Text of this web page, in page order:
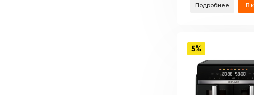
Подробнее В
5%